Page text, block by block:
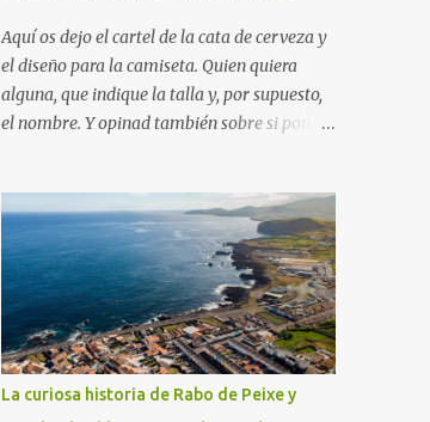
Aquí os dejo el cartel de la cata de cerveza y
el diseño para la camiseta. Quien quiera
alguna, que indique la talla y, por supuesto,
el nombre. Y opinad también sobre si poner
serie "Fútbol en acción", protagonizada por
Naranjito, y, para quien sienta curiosidad de
qué fue de este personaje, su vida, contada
por él mismo en el programa "El pelotazo"
de Canal Sur.
La curiosa historia de Rabo de Peixe y